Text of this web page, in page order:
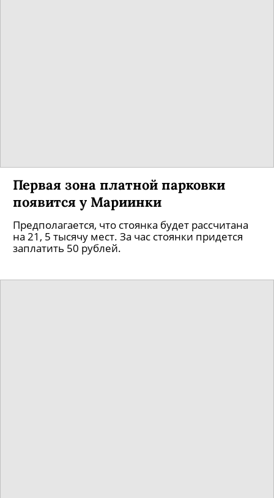
Первая зона платной парковки
появится у Мариинки
Предполагается, что стоянка будет рассчитана
на 21, 5 тысячу мест. За час стоянки придется
заплатить 50 рублей.